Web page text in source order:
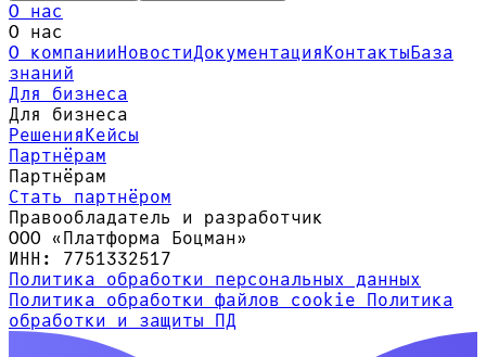
О нас
О нас
О компанииНовостиДокументацияКонтактыБаза
знаний
Для бизнеса
Для бизнеса
РешенияКейсы
Партнёрам
Партнёрам
Стать партнёром
Правообладатель и разработчик
ООО «Платформа Боцман»
ИНН: 7751332517
Политика обработки персональных данных
Политика обработки файлов cookie Политика
обработки и защиты ПД